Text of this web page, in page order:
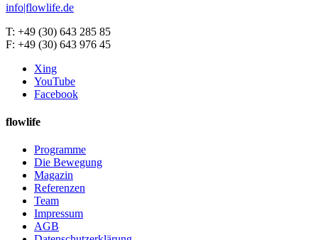
info|flowlife.de
T: +49 (30) 643 285 85
F: +49 (30) 643 976 45
Xing
YouTube
Facebook
flowlife
Programme
Die Bewegung
Magazin
Referenzen
Team
Impressum
AGB